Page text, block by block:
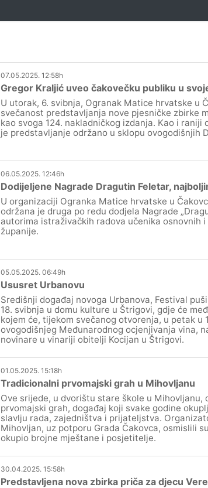
07.05.2025. 12:58h
Gregor Kraljić uveo čakovečku publiku u
U utorak, 6. svibnja, Ogranak Matice hrvatske u
svečanost predstavljanja nove pjesničke zbirke
kao svoga 124. nakladničkog izdanja. Kao i
je predstavljanje održano u sklopu ovogodišnjih
06.05.2025. 12:46h
Dodijeljene Nagrade Dragutin Feletar,
U organizaciji Ogranka Matice hrvatske u
održana je druga po redu dodjela Nagrade
autorima istraživačkih radova učenika osnovnih
županije.
05.05.2025. 06:49h
Ususret Urbanovu
Središnji događaj novoga Urbanova, Festival
18. svibnja u domu kulture u Štrigovi, gdje će
kojem će, tijekom svečanog otvorenja, u petak
ovogodišnjeg Međunarodnog ocjenjivanja vina,
novinare u vinariji obitelji Kocijan u Štrigovi.
01.05.2025. 15:18h
Tradicionalni prvomajski grah u Mihovljanu
Ove srijede, u dvorištu stare škole u
prvomajski grah, događaj koji svake godine
slavlju rada, zajedništva i prijateljstva.
Mihovljan, uz potporu Grada Čakovca, osmislili
okupio brojne mještane i posjetitelje.
30.04.2025. 15:58h
Predstavljena nova zbirka priča za djecu